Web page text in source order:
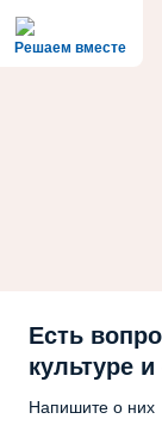
Решаем вместе
Есть
культуре
Напишите о них